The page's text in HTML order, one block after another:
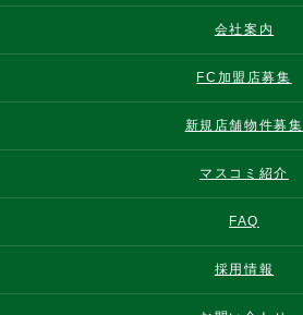
会社案内
FC加盟店募集
新規店舗物件募集
マスコミ紹介
FAQ
採用情報